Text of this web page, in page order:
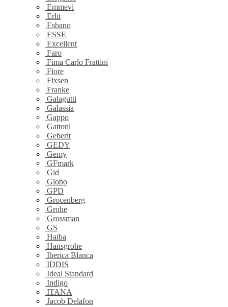
Emmevi
Erlit
Esbano
ESSE
Excellent
Faro
Fima Carlo Frattini
Fiore
Fixsen
Franke
Galagutti
Galassia
Gappo
Gattoni
Geberit
GEDY
Gemy
GFmark
Gid
Globo
GPD
Grocenberg
Grohe
Grossman
GS
Haiba
Hansgrohe
Iberica Blanca
IDDIS
Ideal Standard
Indigo
ITANA
Jacob Delafon